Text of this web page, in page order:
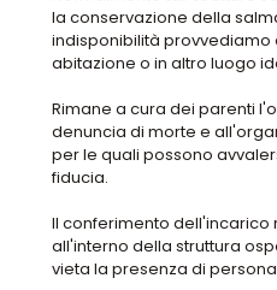
la conservazione della
indisponibilità provvediamo
abitazione o in altro luogo
Rimane a cura dei parenti
denuncia di morte e
per le quali possono
fiducia.
Il conferimento dell'incarico
all'interno della struttura
vieta la presenza di